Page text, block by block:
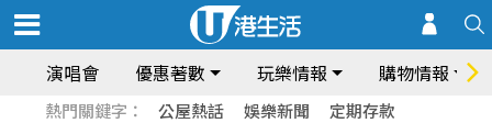
演唱會 優惠著數 玩樂情報 購物情報
熱門關鍵字： 公屋熱話 娛樂新聞 定期存款